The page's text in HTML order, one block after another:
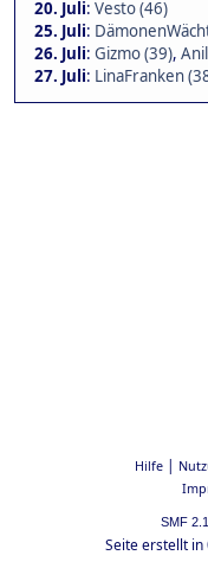
20. Juli: Vesto (46)
25. Juli:
26. Juli: Gizmo (39),
27. Juli: LinaFranken
Hilfe|
SMF
Seite erstellt in